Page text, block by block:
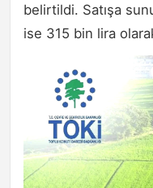
belirtildi. Satışa
ise 315 bin lira